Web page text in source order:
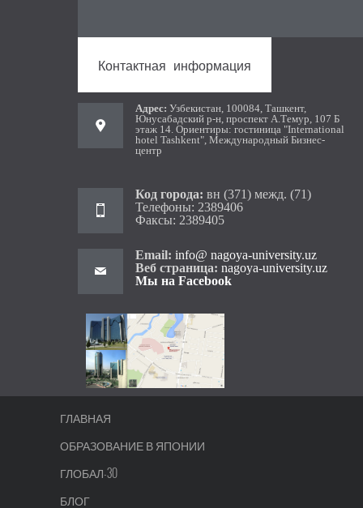
Контактная информация
Aдрес: Узбекистан, 100084, Ташкент,
Юнусабадский р-н, проспект А.Темур, 107 Б
этаж 14. Ориентиры: гостиница "International
hotel Tashkent", Международный Бизнес-
центр
Код города: вн (371) межд. (71)
Телефоны: 2389406
Факсы: 2389405
Email: info@ nagoya-university.uz
Веб страница:nagoya-university.uz
Мы на Facebook
ГЛАВНАЯ
ОБРАЗОВАНИЕ В ЯПОНИИ
ГЛОБАЛ-30
БЛОГ